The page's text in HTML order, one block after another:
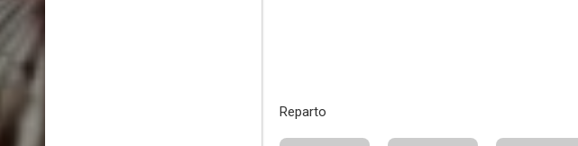
Reparto